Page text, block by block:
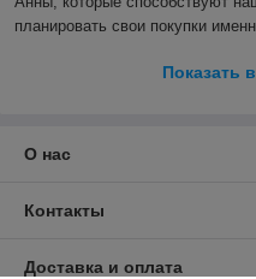
планировать свои покупки
Показать
О нас
Контакты
Доставка и оплата